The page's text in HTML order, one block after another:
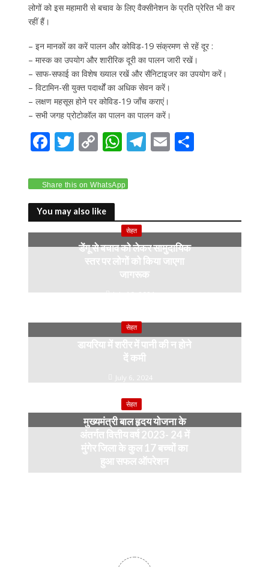
लोगों को इस महामारी से बचाव के लिए वैक्सीनेशन के प्रति प्रेरित भी कर
रहीं हैं।
– इन मानकों का करें पालन और कोविड-19 संक्रमण से रहें दूर :
– मास्क का उपयोग और शारीरिक दूरी का पालन जारी रखें।
– साफ-सफाई का विशेष ख्याल रखें और सैनिटाइजर का उपयोग करें।
– विटामिन-सी युक्त पदार्थों का अधिक सेवन करें।
– लक्षण महसूस होने पर कोविड-19 जाँच कराएं।
– सभी जगह प्रोटोकॉल का पालन का पालन करें।
F
e
b
o
o
T
itt
er
C
p
y
Li
n
k
W
at
A
p
p
T
a
m
E S
Share this on WhatsApp
You may also like
सेहत
डेंगू से बचाव को लेकर सामुदायिक
स्तर पर लोगों को किया जाएगा
जागरूक
July 10, 2024
सेहत
डायरिया में शरीर में पानी की न होने
दें कमी
July 6, 2024
सेहत
मुख्यमंत्री बाल हृदय योजना के
अंतर्गत वित्तीय वर्ष 2023- 24 में
मुंगेर जिला के कुल 17 बच्चों का
हुआ सफल ऑपरेशन